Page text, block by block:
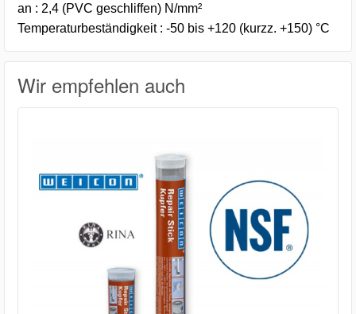
an : 2,4 (PVC geschliffen) N/mm²
Temperaturbeständigkeit : -50 bis +120 (kurzz. +150) °C
Wir empfehlen auch